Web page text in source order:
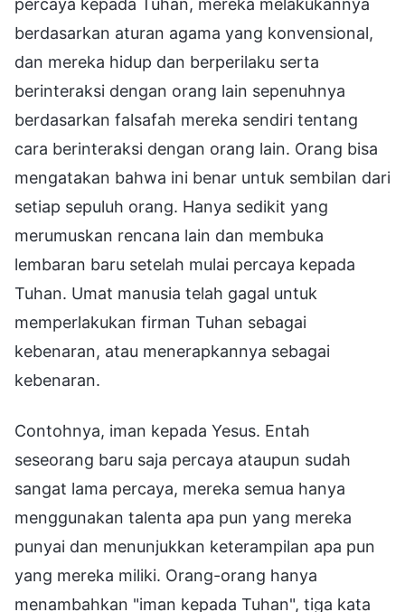
berdasarkan aturan agama yang konvensional,
dan mereka hidup dan berperilaku serta
berinteraksi dengan orang lain sepenuhnya
berdasarkan falsafah mereka sendiri tentang
cara berinteraksi dengan orang lain. Orang bisa
mengatakan bahwa ini benar untuk sembilan dari
setiap sepuluh orang. Hanya sedikit yang
merumuskan rencana lain dan membuka
lembaran baru setelah mulai percaya kepada
Tuhan. Umat manusia telah gagal untuk
memperlakukan firman Tuhan sebagai
kebenaran, atau menerapkannya sebagai
kebenaran.
Contohnya, iman kepada Yesus. Entah
seseorang baru saja percaya ataupun sudah
sangat lama percaya, mereka semua hanya
menggunakan talenta apa pun yang mereka
punyai dan menunjukkan keterampilan apa pun
yang mereka miliki. Orang-orang hanya
menambahkan "iman kepada Tuhan", tiga kata